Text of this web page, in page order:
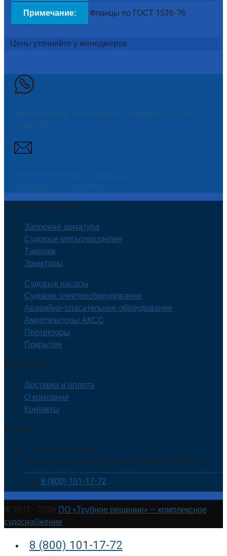
Примечание: Фланцы по ГОСТ 1536-76
Цены уточняйте у менеджеров.
Каталог продукции
Запорная арматура
Судовые металлоизделия
Такелаж
Эжекторы
Судовые насосы
Судовое электрооборудование
Аварийно-спасательное оборудование
Амортизаторы АКСС
Протекторы
Покрытия
КЛИЕНТАМ
Доставка и оплата
О компании
Контакты
Контакты
Г. Санкт-Петербург
пр-т Энергетиков, д.3, литер А помещение 10/2
Тел. 8 (800) 101-17-72
© 2012 - 2026 ПО «Трубное решение» — комплексное
судоснабжение
8 (800) 101-17-72